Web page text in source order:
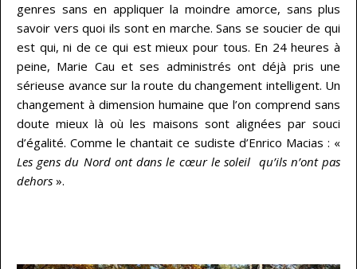
genres sans en appliquer la moindre amorce, sans plus
savoir vers quoi ils sont en marche. Sans se soucier de qui
est qui, ni de ce qui est mieux pour tous. En 24 heures à
peine, Marie Cau et ses administrés ont déjà pris une
sérieuse avance sur la route du changement intelligent. Un
changement à dimension humaine que l’on comprend sans
doute mieux là où les maisons sont alignées par souci
d’égalité. Comme le chantait ce sudiste d’Enrico Macias : «
Les gens du Nord ont dans le cœur le soleil qu’ils n’ont pas
dehors ».